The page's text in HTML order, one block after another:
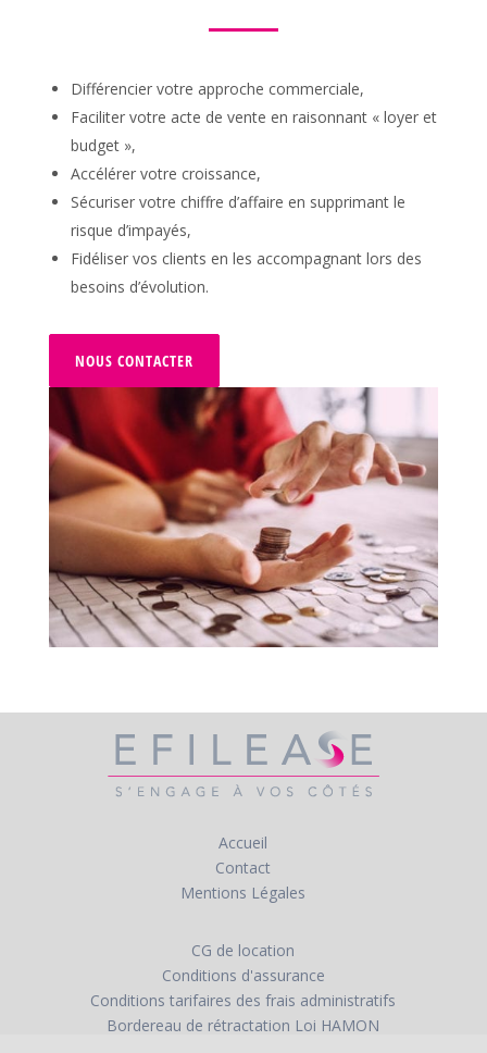
Différencier votre approche commerciale,
Faciliter votre acte de vente en raisonnant « loyer et
budget »,
Accélérer votre croissance,
Sécuriser votre chiffre d’affaire en supprimant le
risque d’impayés,
Fidéliser vos clients en les accompagnant lors des
besoins d’évolution.
NOUS CONTACTER
Accueil
Contact
Mentions Légales
CG de location
Conditions d'assurance
Conditions tarifaires des frais administratifs
Bordereau de rétractation Loi HAMON